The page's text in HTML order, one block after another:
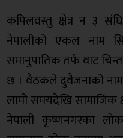
कपिलवस्तु क्षेत्र न ३
नेपालीको एकल नाम
समानुपातिक तर्फ वाट
छ । वैठकले दुवैजनाको
लामो समयदेखि सामाजिक
नेपाली कृष्णनगरका